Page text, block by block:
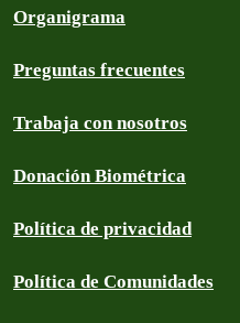
Organigrama
Preguntas frecuentes
Trabaja con nosotros
Donación Biométrica
Política de privacidad
Política de Comunidades